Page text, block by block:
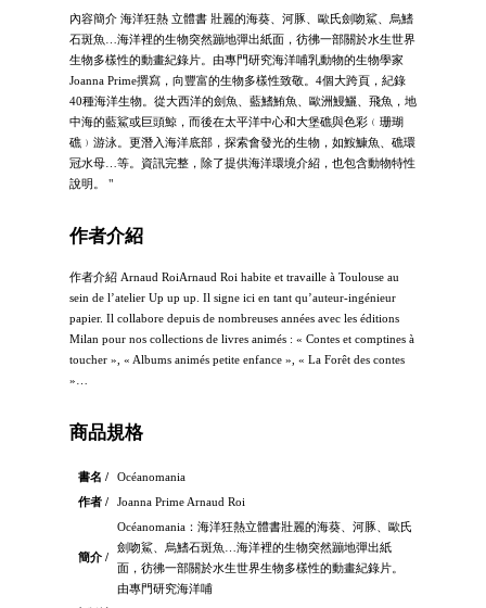
內容簡介 海洋狂熱 立體書 壯麗的海葵、河豚、歐氏劍吻鯊、烏鰭
石斑魚…海洋裡的生物突然蹦地彈出紙面，彷彿一部關於水生世界
生物多樣性的動畫紀錄片。由專門研究海洋哺乳動物的生物學家
Joanna Prime撰寫，向豐富的生物多樣性致敬。4個大跨頁，紀錄
40種海洋生物。從大西洋的劍魚、藍鰭鮪魚、歐洲鰻鱺、飛魚，地
中海的藍鯊或巨頭鯨，而後在太平洋中心和大堡礁與色彩﹙珊瑚
礁﹚游泳。更潛入海洋底部，探索會發光的生物，如鮟鱇魚、礁環
冠水母…等。資訊完整，除了提供海洋環境介紹，也包含動物特性
說明。 "
作者介紹
作者介紹 Arnaud RoiArnaud Roi habite et travaille à Toulouse au
sein de l’atelier Up up up. Il signe ici en tant qu’auteur-ingénieur
papier. Il collabore depuis de nombreuses années avec les éditions
Milan pour nos collections de livres animés : « Contes et comptines à
toucher », « Albums animés petite enfance », « La Forêt des contes
»…
商品規格
書名 /
Océanomania
作者 /
Joanna Prime Arnaud Roi
簡介 /
Océanomania：海洋狂熱立體書壯麗的海葵、河豚、歐氏
劍吻鯊、烏鰭石斑魚…海洋裡的生物突然蹦地彈出紙
面，彷彿一部關於水生世界生物多樣性的動畫紀錄片。
由專門研究海洋哺